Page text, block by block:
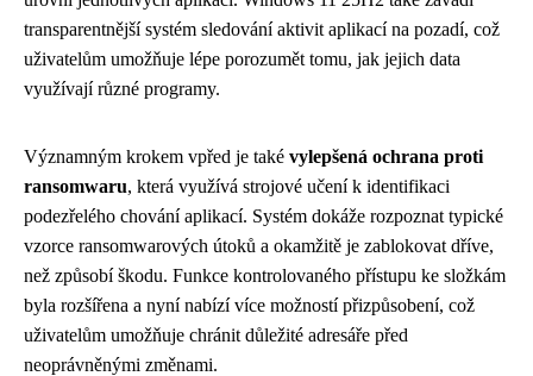
transparentnější systém sledování aktivit aplikací na pozadí, což
uživatelům umožňuje lépe porozumět tomu, jak jejich data
využívají různé programy.
Významným krokem vpřed je také vylepšená ochrana proti
ransomwaru, která využívá strojové učení k identifikaci
podezřelého chování aplikací. Systém dokáže rozpoznat typické
vzorce ransomwarových útoků a okamžitě je zablokovat dříve,
než způsobí škodu. Funkce kontrolovaného přístupu ke složkám
byla rozšířena a nyní nabízí více možností přizpůsobení, což
uživatelům umožňuje chránit důležité adresáře před
neoprávněnými změnami.